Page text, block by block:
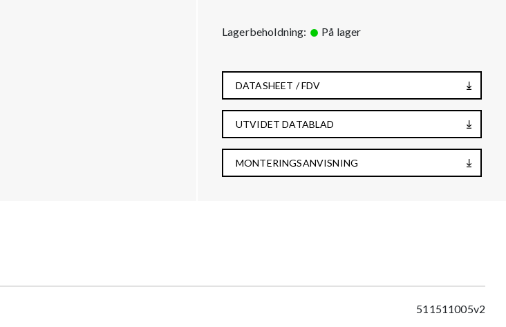
Lagerbeholdning: På lager
DATASHEET / FDV
UTVIDET DATABLAD
MONTERINGSANVISNING
511511005v2